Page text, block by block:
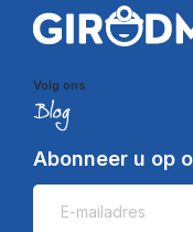
Volg ons
Abonneer u op